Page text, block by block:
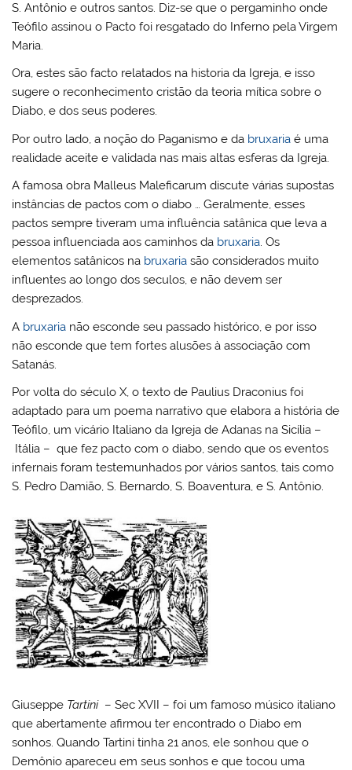
S. Antônio e outros santos. Diz-se que o pergaminho onde
Teófilo assinou o Pacto foi resgatado do Inferno pela Virgem
Maria.
Ora, estes são facto relatados na historia da Igreja, e isso
sugere o reconhecimento cristão da teoria mítica sobre o
Diabo, e dos seus poderes.
Por outro lado, a noção do Paganismo e da bruxaria é uma
realidade aceite e validada nas mais altas esferas da Igreja.
A famosa obra Malleus Maleficarum discute várias supostas
instâncias de pactos com o diabo … Geralmente, esses
pactos sempre tiveram uma influência satânica que leva a
pessoa influenciada aos caminhos da bruxaria. Os
elementos satânicos na bruxaria são considerados muito
influentes ao longo dos seculos, e não devem ser
desprezados.
A bruxaria não esconde seu passado histórico, e por isso
não esconde que tem fortes alusões à associação com
Satanás.
Por volta do século X, o texto de Paulius Draconius foi
adaptado para um poema narrativo que elabora a história de
Teófilo, um vicário Italiano da Igreja de Adanas na Sicília –
Itália – que fez pacto com o diabo, sendo que os eventos
infernais foram testemunhados por vários santos, tais como
S. Pedro Damião, S. Bernardo, S. Boaventura, e S. Antônio.
Giuseppe Tartini– Sec XVII – foi um famoso músico italiano
que abertamente afirmou ter encontrado o Diabo em
sonhos. Quando Tartini tinha 21 anos, ele sonhou que o
Demônio apareceu em seus sonhos e que tocou uma